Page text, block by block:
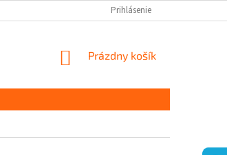
Prihlásenie
NÁKUPNÝ
Prázdny košík